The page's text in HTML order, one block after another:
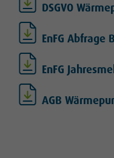
DSGVO
EnFG Abfrage
EnFG
AGB